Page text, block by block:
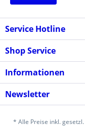
Service Hotline
Shop Service
Informationen
Newsletter
* Alle Preise inkl.